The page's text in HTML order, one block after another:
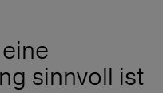
sinnvoll ist